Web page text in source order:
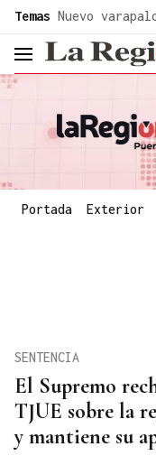
Temas Nuevo
header.menu.open
Portada Exterior
El Supremo
TJUE sobre la
y mantiene su
SENTENCIA